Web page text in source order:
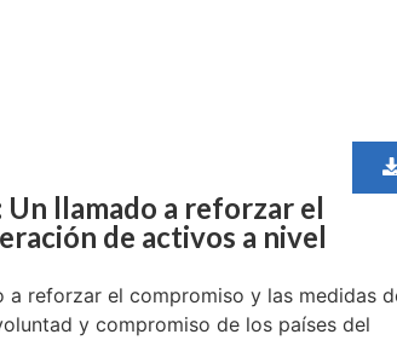
Un llamado a reforzar el
de activos a nivel
a reforzar el compromiso y las medidas
y compromiso de los países del